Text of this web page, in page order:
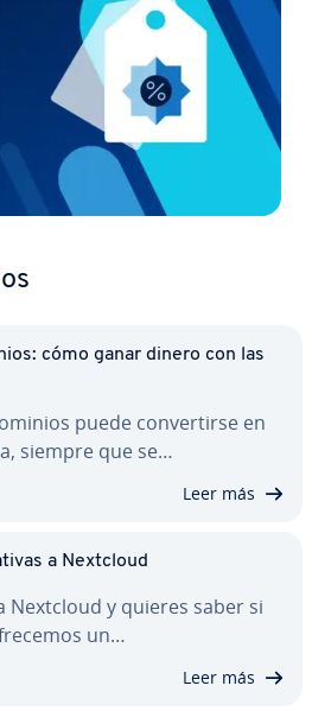
cómo ganar dinero con las
puede co­n­ve­r­ti­r­se en
siempre que se…
Leer más
a Nextcloud
Nextcloud y quieres saber si
un…
Leer más